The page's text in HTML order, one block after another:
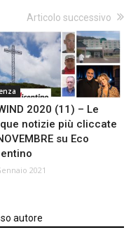
Articolo successivo
2020 (11) – Le
notizie più cliccate
su Eco
2021
autore